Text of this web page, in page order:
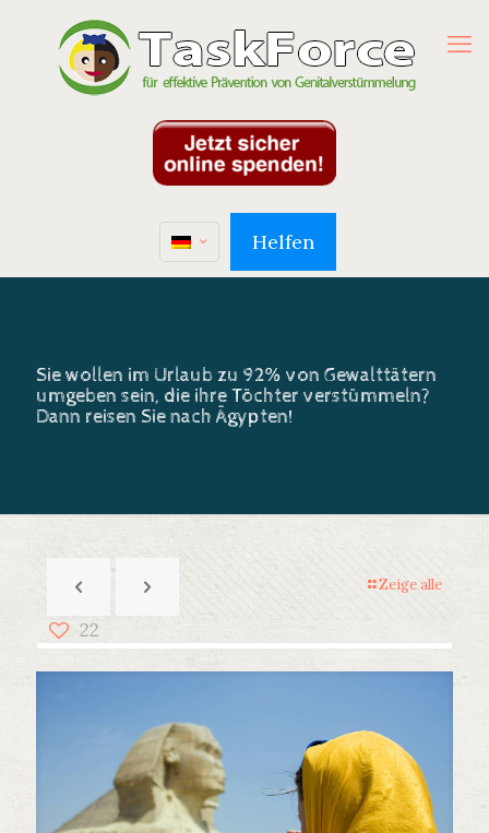
Helfen
Sie wollen im Urlaub zu 92% von Gewalttätern
umgeben sein, die ihre Töchter verstümmeln?
Dann reisen Sie nach Ägypten!
Zeige alle
22